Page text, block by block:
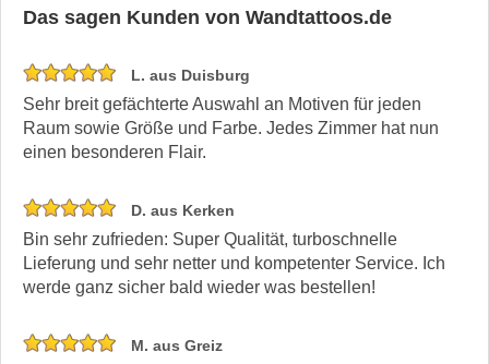
Das sagen Kunden von Wandtattoos.de
L. aus Duisburg
Sehr breit gefächterte Auswahl an Motiven für jeden
Raum sowie Größe und Farbe. Jedes Zimmer hat nun
einen besonderen Flair.
D. aus Kerken
Bin sehr zufrieden: Super Qualität, turboschnelle
Lieferung und sehr netter und kompetenter Service. Ich
werde ganz sicher bald wieder was bestellen!
M. aus Greiz